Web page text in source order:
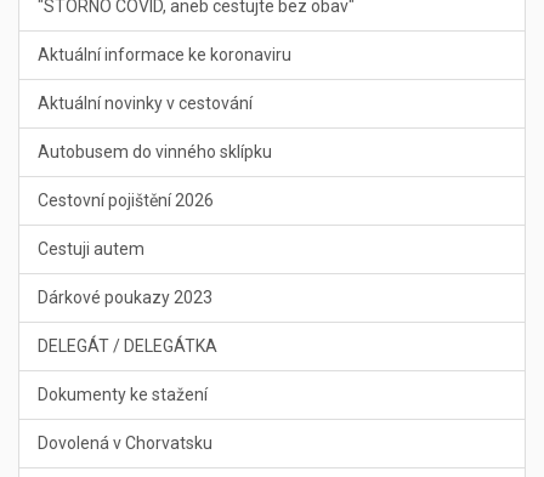
"STORNO COVID, aneb cestujte bez obav"
Aktuální informace ke koronaviru
Aktuální novinky v cestování
Autobusem do vinného sklípku
Cestovní pojištění 2026
Cestuji autem
Dárkové poukazy 2023
DELEGÁT / DELEGÁTKA
Dokumenty ke stažení
Dovolená v Chorvatsku